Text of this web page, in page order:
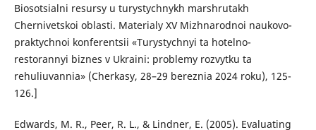
Biosotsialni resursy u turystychnykh marshrutakh
Chernivetskoi oblasti. Materialy XV Mizhnarodnoi naukovo-
praktychnoi konferentsii «Turystychnyi ta hotelno-
restorannyi biznes v Ukraini: problemy rozvytku ta
rehuliuvannia» (Cherkasy, 28–29 bereznia 2024 roku), 125-
126.]
Edwards, M. R., Peer, R. L., & Lindner, E. (2005). Evaluating